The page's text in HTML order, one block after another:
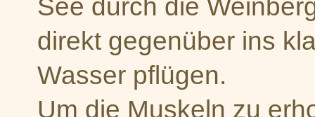
See durch die
direkt gegenüber ins
Wasser pflügen.
Um die Muskeln zu